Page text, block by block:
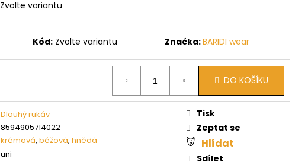
Zvolte variantu
Kód: Zvolte variantu Značka:BARIDI wear
DO KOŠÍKU
Dlouhý rukáv
8594905714022
krémová, béžová, hnědá
uni
Tisk
Zeptat se
Hlídat
Sdílet